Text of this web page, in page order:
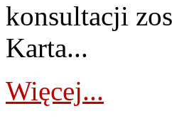
konsultacji
Karta...
Więcej...